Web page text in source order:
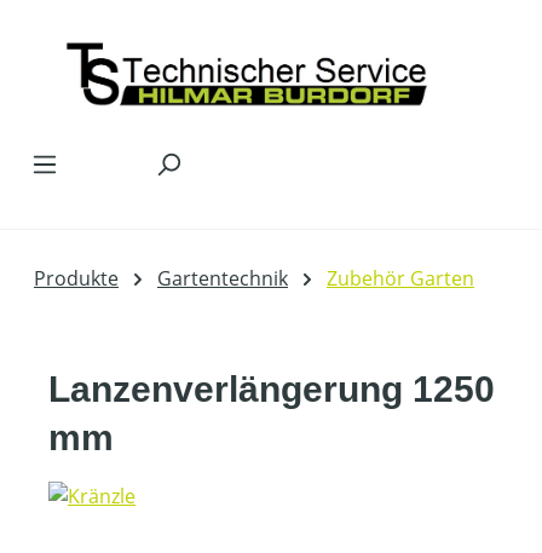
Produkte Gartentechnik Zubehör Garten
Lanzenverlängerung 1250
mm